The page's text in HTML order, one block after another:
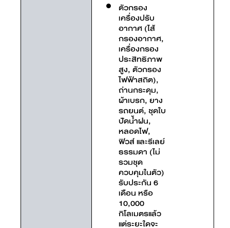
ตัวกรอง
เครื่องปรับ
อากาศ (ไส้
กรองอากาศ,
เครื่องกรอง
ประสิทธิภาพ
สูง, ตัวกรอง
ไฟฟ้าสถิต),
ถ่านกระดุม,
ผ้าเบรก, ยาง
รถยนต์, ชุดใบ
ปัดน้ำฝน,
หลอดไฟ,
ฟิวส์ และรีเลย์
ธรรมดา (ไม่
รวมชุด
ควบคุมในตัว)
รับประกัน 6
เดือน หรือ
10,000
กิโลเมตรแล้ว
แต่ระยะใดจะ